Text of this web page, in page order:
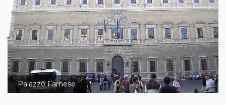
Palazzo Farnese